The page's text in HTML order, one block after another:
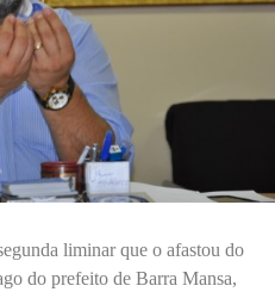
liminar que o afastou do
do prefeito de Barra Mansa,